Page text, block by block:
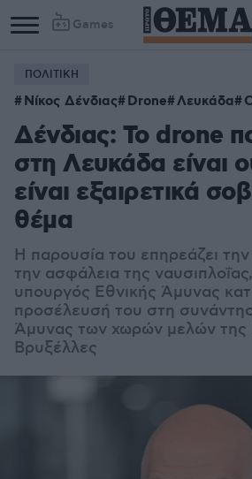
Games
ΠΟΛΙΤΙΚΗ
Νίκος Δένδιας Drone Λευκάδα
Δένδιας: Το drone
στη Λευκάδα είναι
είναι εξαιρετικά
θέμα
Η παρουσία του επηρεάζει την
την ασφάλεια της
υπουργός Εθνικής Άμυνας
προσέλευσή του στη
Άμυνας των χωρών μελών της
Βρυξέλλες